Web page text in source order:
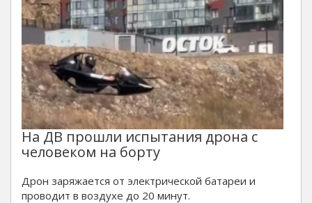
На ДВ прошли испытания дрона с
человеком на борту
Дрон заряжается от электрической батареи и
проводит в воздухе до 20 минут.